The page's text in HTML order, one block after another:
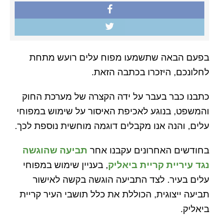
בפעם הבאה שתשמעו מפוח עלים רועש מתחת
לחלונכם, היזכרו בכתבה הזאת.
כתבנו כבר בעבר על ידה הקצרה של מערכת החוק
והמשפט, בנוגע לאכיפת האיסור על שימוש במפוחי
עלים, והנה אנו מקבלים דוגמה מוחשית נוספת לכך.
בחודשים האחרונים עקבנו אחר תביעה שהוגשה
נגד עיריית קריית ביאליק, בעניין שימוש במפוחי
עלים בעיר. לצד התביעה הוגשה בקשה לאישור
תביעה ייצוגית, הכוללת את כלל תושבי העיר קריית
ביאליק.